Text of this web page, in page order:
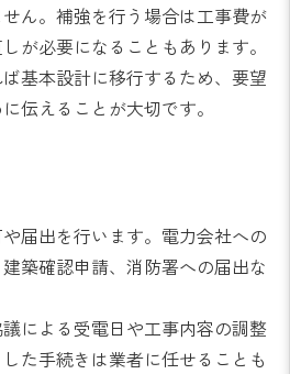
ん。補強を行う場合は工事費が
が必要になることもあります。
基本設計に移行するため、要望
伝えることが大切です。
届出を行います。電力会社への
築確認申請、消防署への届出な
による受電日や工事内容の調整
た手続きは業者に任せることも